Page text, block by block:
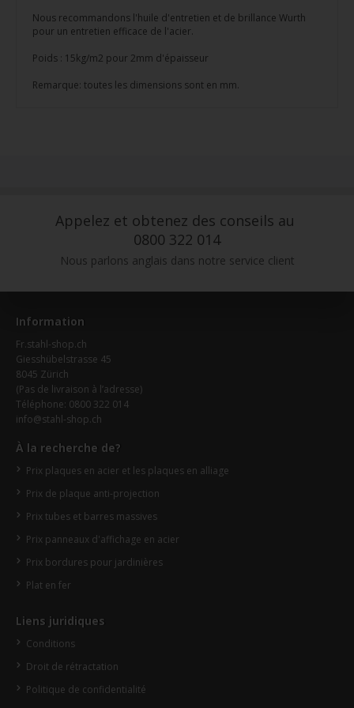
Nous recommandons l'huile d'entretien et de brillance Wurth
pour un entretien efficace de l'acier.
Poids : 15kg/m2 pour 2mm d'épaisseur
Remarque: toutes les dimensions sont en mm.
Appelez et obtenez des conseils au
0800 322 014
Nous parlons anglais dans notre service client
Information
Fr.stahl-shop.ch
Giesshübelstrasse 45
8045 Zürich
(Pas de livraison à l’adresse)
Téléphone: 0800 322 014
info@stahl-shop.ch
À la recherche de?
Prix plaques en acier et les plaques en alliage
Prix de plaque anti-projection
Prix tubes et barres massives
Prix panneaux d'affichage en acier
Prix bordures pour jardinières
Plat en fer
Liens juridiques
Conditions
Droit de rétractation
Politique de confidentialité